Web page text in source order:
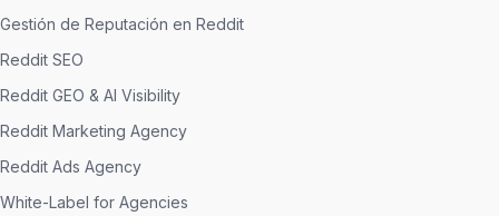
Gestión de Reputación en Reddit
Reddit SEO
Reddit GEO & AI Visibility
Reddit Marketing Agency
Reddit Ads Agency
White-Label for Agencies